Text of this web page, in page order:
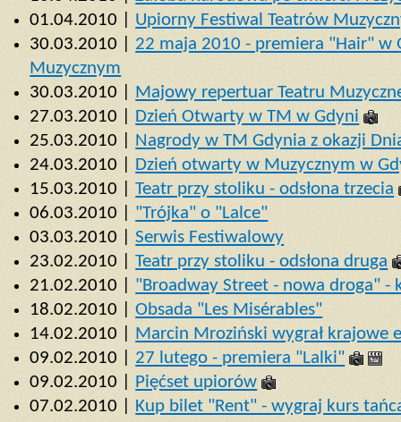
01.04.2010 | Upiorny Festiwal Teatrów
30.03.2010 | 22 maja 2010 - premiera "Hair" w
Muzycznym
30.03.2010 | Majowy repertuar Teatru
27.03.2010 | Dzień Otwarty w TM w Gdyni
25.03.2010 | Nagrody w TM Gdynia z okazji
24.03.2010 | Dzień otwarty w Muzycznym w
15.03.2010 |Teatr przy stoliku - odsłona trzecia
06.03.2010 | "Trójka" o "Lalce"
03.03.2010 |Serwis Festiwalowy
23.02.2010 |Teatr przy stoliku - odsłona druga
21.02.2010 | "Broadway Street - nowa droga" -
18.02.2010 |Obsada "Les Misérables"
14.02.2010 | Marcin Mroziński wygrał krajowe
09.02.2010 | 27 lutego - premiera "Lalki"
09.02.2010 | Pięćset upiorów
07.02.2010 | Kup bilet "Rent" - wygraj kurs